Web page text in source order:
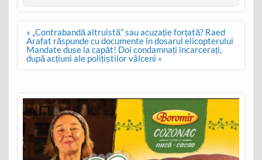
Post
navigation
« „Contrabandă altruistă” sau acuzație forțată? Raed
Arafat răspunde cu documente în dosarul elicopterului
Mandate duse la capăt! Doi condamnați încarcerați,
după acțiuni ale polițiștilor vâlceni »